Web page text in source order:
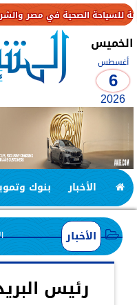
الخميس
أغسطس
6
2026
الأخبار بنوك
الأخبار
رئيس